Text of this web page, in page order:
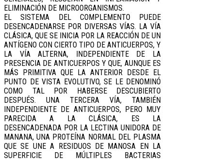
ELIMINACIÓN DE MICROORGANISMOS.
EL SISTEMA DEL COMPLEMENTO PUEDE
DESENCADENARSE POR DIVERSAS VÍAS. LA VÍA
CLÁSICA, QUE SE INICIA POR LA REACCIÓN DE UN
ANTÍGENO CON CIERTO TIPO DE ANTICUERPOS, Y
LA VÍA ALTERNA, INDEPENDIENTE DE LA
PRESENCIA DE ANTICUERPOS Y QUE, AUNQUE ES
MÁS PRIMITIVA QUE LA ANTERIOR DESDE EL
PUNTO DE VISTA EVOLUTIVO, SE LE DENOMINÓ
COMO TAL POR HABERSE DESCUBIERTO
DESPUÉS. UNA TERCERA VÍA, TAMBIÉN
INDEPENDIENTE DE ANTICUERPOS, PERO MUY
PARECIDA A LA CLÁSICA, ES LA
DESENCADENADA POR LA LECTINA UNIDORA DE
MANANA, UNA PROTEÍNA NORMAL DEL PLASMA
QUE SE UNE A RESIDUOS DE MANOSA EN LA
SUPERFICIE DE MÚLTIPLES BACTERIAS